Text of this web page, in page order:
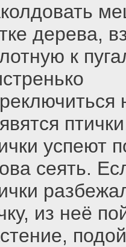
дерева,
к
успеют
сеять.
из неё